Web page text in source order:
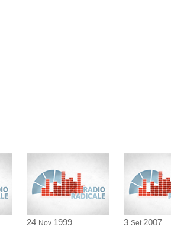
24 Nov 1999 3 Set 2007